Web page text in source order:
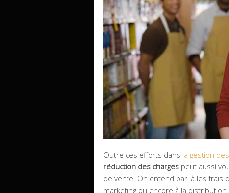
Outre ces efforts dans la gestion
réduction des charges peut aussi
de vente. On entend par là les frais
marketing ou encore à la distribution.